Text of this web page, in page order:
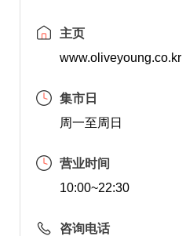
主页
www.oliveyoung.co.kr
集市日
周一至周日
营业时间
10:00~22:30
咨询电话